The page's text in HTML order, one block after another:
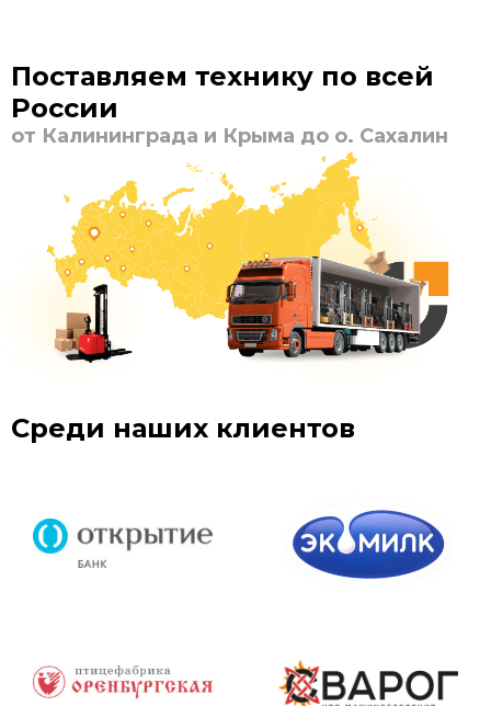
Поставляем технику по всей
России
от Калининграда и Крыма до о. Сахалин
Среди наших клиентов